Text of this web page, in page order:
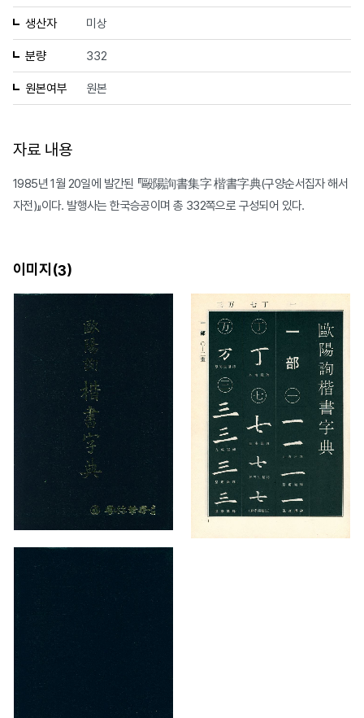
생산자 미상
분량 332
원본여부 원본
자료 내용
1985년 1월 20일에 발간된 『毆陽詢書集字 楷書字典(구양순서집자 해서
자전)』이다. 발행사는 한국승공이며 총 332쪽으로 구성되어 있다.
이미지(3)